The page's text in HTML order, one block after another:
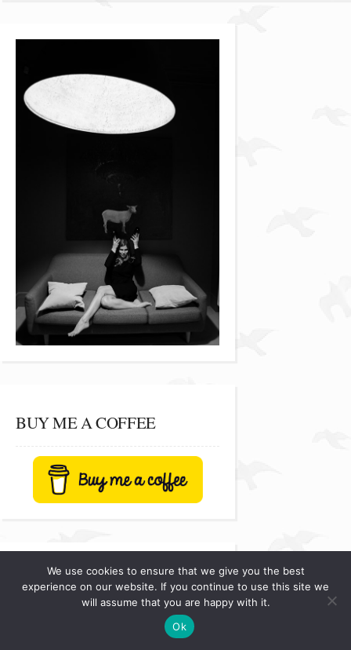
BUY ME A COFFEE
We use cookies to ensure that we give you the best
experience on our website. If you continue to use this site we
will assume that you are happy with it.
Ok